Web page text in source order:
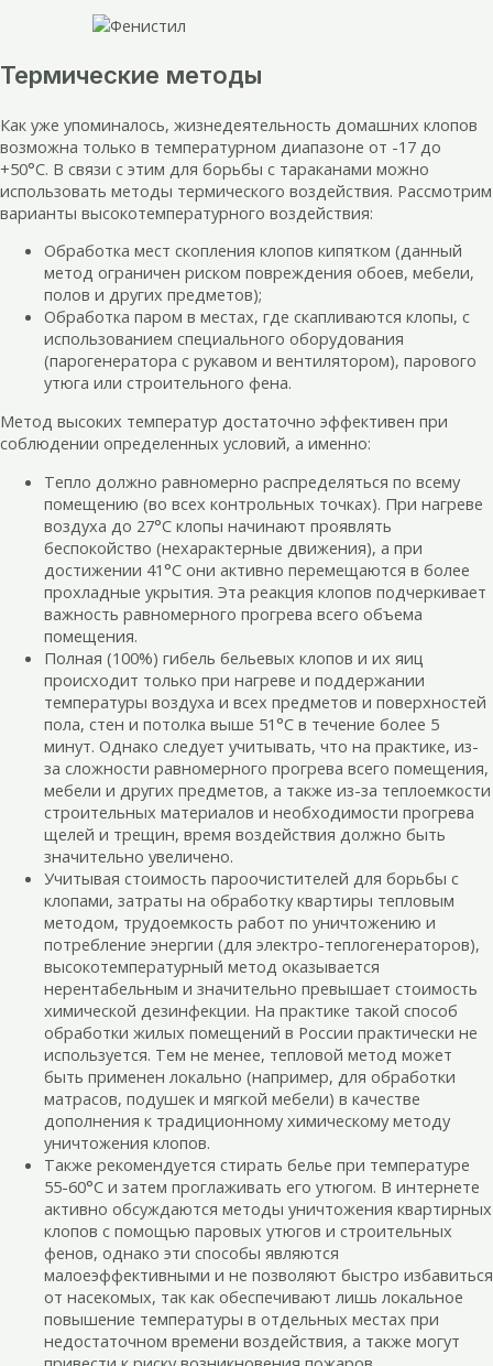
Термические методы
Как уже упоминалось, жизнедеятельность домашних клопов
возможна только в температурном диапазоне от -17 до
+50°C. В связи с этим для борьбы с тараканами можно
использовать методы термического воздействия. Рассмотрим
варианты высокотемпературного воздействия:
Обработка мест скопления клопов кипятком (данный
метод ограничен риском повреждения обоев, мебели,
полов и других предметов);
Обработка паром в местах, где скапливаются клопы, с
использованием специального оборудования
(парогенератора с рукавом и вентилятором), парового
утюга или строительного фена.
Метод высоких температур достаточно эффективен при
соблюдении определенных условий, а именно:
Тепло должно равномерно распределяться по всему
помещению (во всех контрольных точках). При нагреве
воздуха до 27°C клопы начинают проявлять
беспокойство (нехарактерные движения), а при
достижении 41°C они активно перемещаются в более
прохладные укрытия. Эта реакция клопов подчеркивает
важность равномерного прогрева всего объема
помещения.
Полная (100%) гибель бельевых клопов и их яиц
происходит только при нагреве и поддержании
температуры воздуха и всех предметов и поверхностей
пола, стен и потолка выше 51°C в течение более 5
минут. Однако следует учитывать, что на практике, из-
за сложности равномерного прогрева всего помещения,
мебели и других предметов, а также из-за теплоемкости
строительных материалов и необходимости прогрева
щелей и трещин, время воздействия должно быть
значительно увеличено.
Учитывая стоимость пароочистителей для борьбы с
клопами, затраты на обработку квартиры тепловым
методом, трудоемкость работ по уничтожению и
потребление энергии (для электро-теплогенераторов),
высокотемпературный метод оказывается
нерентабельным и значительно превышает стоимость
химической дезинфекции. На практике такой способ
обработки жилых помещений в России практически не
используется. Тем не менее, тепловой метод может
быть применен локально (например, для обработки
матрасов, подушек и мягкой мебели) в качестве
дополнения к традиционному химическому методу
уничтожения клопов.
Также рекомендуется стирать белье при температуре
55-60°C и затем проглаживать его утюгом. В интернете
активно обсуждаются методы уничтожения квартирных
клопов с помощью паровых утюгов и строительных
фенов, однако эти способы являются
малоеэффективными и не позволяют быстро избавиться
от насекомых, так как обеспечивают лишь локальное
повышение температуры в отдельных местах при
недостаточном времени воздействия, а также могут